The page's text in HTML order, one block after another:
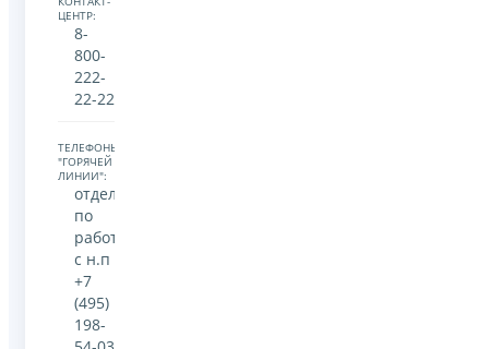
ЦЕНТР:
8-
800-
222-
22-22
ТЕЛЕФОНЫ
"ГОРЯЧЕЙ
ЛИНИИ":
отдел
по
работе
с н.п
+7
(495)
198-